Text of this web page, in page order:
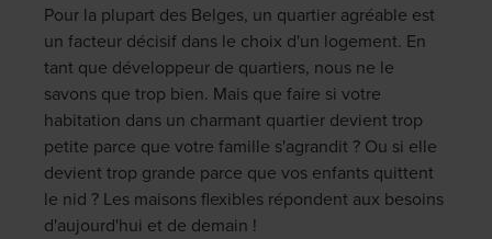
Pour la plupart des Belges, un quartier agréable est
un facteur décisif dans le choix d'un logement. En
tant que développeur de quartiers, nous ne le
savons que trop bien. Mais que faire si votre
habitation dans un charmant quartier devient trop
petite parce que votre famille s'agrandit ? Ou si elle
devient trop grande parce que vos enfants quittent
le nid ? Les maisons flexibles répondent aux besoins
d'aujourd'hui et de demain !